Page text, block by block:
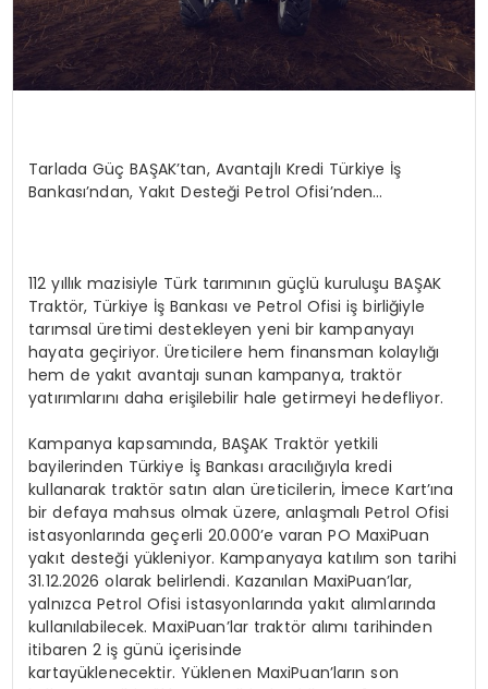
SAĞLIK
Tarlada GüçBAŞAK’tan, Avantajlı Kredi Türkiye İş
Bankası’ndan, Yakıt Desteği Petrol Ofisi’nden…
112 yıllık mazisiyle Türk tarımının güçlü kuruluşu BAŞAK
Traktör, Türkiye İş Bankası ve Petrol Ofisi iş birliğiyle
tarımsal üretimi destekleyen yeni bir kampanyayı
hayata geçiriyor. Üreticilere hem finansman kolaylığı
hem de yakıt avantajı sunan kampanya, traktör
yatırımlarını daha erişilebilir hale getirmeyi hedefliyor.
Kampanya kapsamında, BAŞAK Traktör yetkili
bayilerinden Türkiye İş Bankası aracılığıyla kredi
kullanarak traktör satın alan üreticilerin, İmece Kart’ına
bir defaya mahsus olmak üzere, anlaşmalı Petrol Ofisi
istasyonlarında geçerli 20.000’e varan PO MaxiPuan
yakıt desteği yükleniyor. Kampanyaya katılım son tarihi
31.12.2026 olarak belirlendi. Kazanılan MaxiPuan’lar,
yalnızca Petrol Ofisi istasyonlarında yakıt alımlarında
kullanılabilecek. MaxiPuan’lar traktör alımı tarihinden
itibaren 2 iş günü içerisinde
kartayüklenecektir. Yüklenen MaxiPuan’ların son